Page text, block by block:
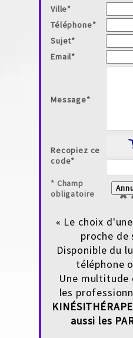
« Le choix
proche de
Disponible du
téléphone
Une multitude
les
aussi les
Ville*
Téléphone*
Sujet*
Email*
Message*
Recopiez ce
code*
* Champ
obligatoire